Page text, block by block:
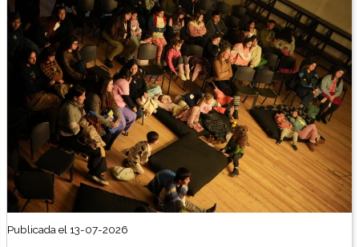
Publicada el 13-07-2026